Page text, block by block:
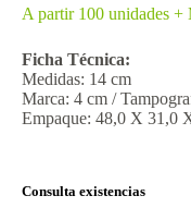
A partir 100 unidades +
Ficha Técnica:
Medidas: 14 cm
Marca: 4 cm /
Empaque: 48,0 X 31,0
Consulta existencias